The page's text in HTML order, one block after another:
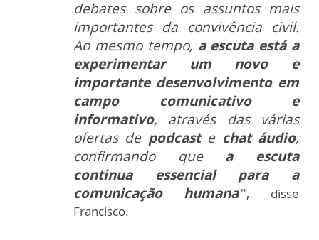
debates sobre os assuntos mais
importantes da convivência civil.
Ao mesmo tempo, a escuta está a
experimentar um novo e
importante desenvolvimento em
campo comunicativo e
informativo, através das várias
ofertas de podcaste chat áudio,
confirmando que a escuta
continua essencial para a
comunicação humana”, disse
Francisco.